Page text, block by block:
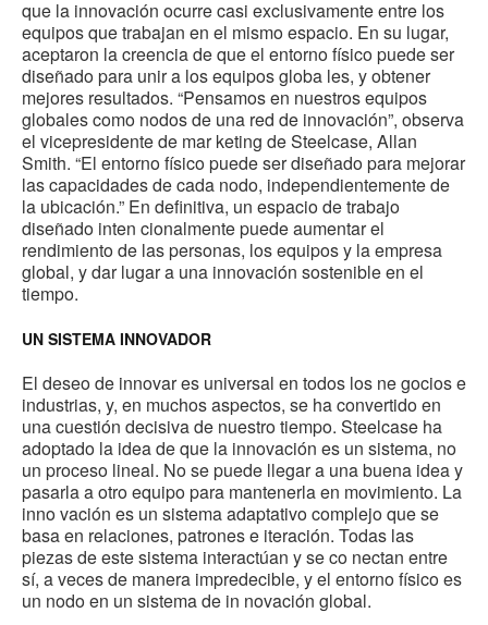
que la innovación ocurre casi exclusivamente entre los
equipos que trabajan en el mismo espacio. En su lugar,
aceptaron la creencia de que el entorno físico puede ser
diseñado para unir a los equipos globa les, y obtener
mejores resultados. “Pensamos en nuestros equipos
globales como nodos de una red de innovación”, observa
el vicepresidente de mar keting de Steelcase, Allan
Smith. “El entorno físico puede ser diseñado para mejorar
las capacidades de cada nodo, independientemente de
la ubicación.” En definitiva, un espacio de trabajo
diseñado inten cionalmente puede aumentar el
rendimiento de las personas, los equipos y la empresa
global, y dar lugar a una innovación sostenible en el
tiempo.
UN SISTEMA INNOVADOR
El deseo de innovar es universal en todos los ne gocios e
industrias, y, en muchos aspectos, se ha convertido en
una cuestión decisiva de nuestro tiempo. Steelcase ha
adoptado la idea de que la innovación es un sistema, no
un proceso lineal. No se puede llegar a una buena idea y
pasarla a otro equipo para mantenerla en movimiento. La
inno vación es un sistema adaptativo complejo que se
basa en relaciones, patrones e iteración. Todas las
piezas de este sistema interactúan y se co nectan entre
sí, a veces de manera impredecible, y el entorno físico es
un nodo en un sistema de in novación global.